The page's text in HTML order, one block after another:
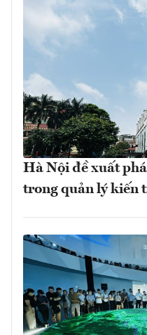
Hà Nội đề xuất
trong quản lý kiến